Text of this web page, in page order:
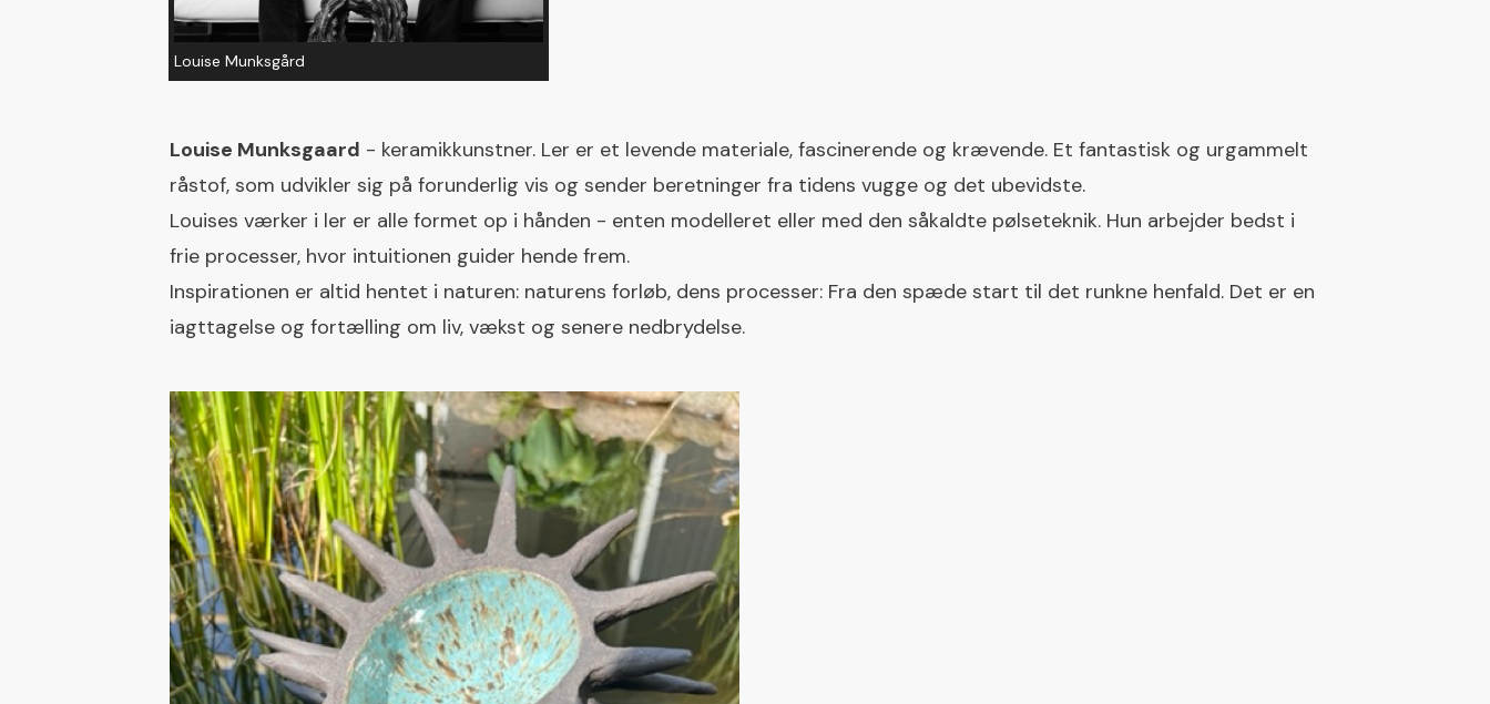
Louise Munksgård
Louise Munksgaard - keramikkunstner. Ler er et levende materiale, fascinerende og krævende. Et fantastisk og urgammelt
råstof, som udvikler sig på forunderlig vis og sender beretninger fra tidens vugge og det ubevidste.
Louises værker i ler er alle formet op i hånden - enten modelleret eller med den såkaldte pølseteknik. Hun arbejder bedst i
frie processer, hvor intuitionen guider hende frem.
Inspirationen er altid hentet i naturen: naturens forløb, dens processer: Fra den spæde start til det runkne henfald. Det er en
iagttagelse og fortælling om liv, vækst og senere nedbrydelse.